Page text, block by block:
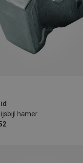
ijsbijl hamer